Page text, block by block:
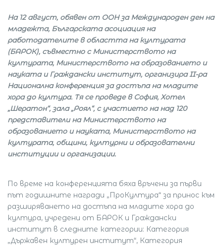
На 12 август, обявен от ООН за Международен ден на
младежта, Българската асоциация на
работодателите в областта на културата
(БАРОК), съвместно с Министерството на
културата, Министерството на образованието и
науката и Граждански институт, организира II-ра
Национална конференция за достъпа на младите
хора до култура. Тя се проведе в София, Хотел
„Шератон“, зала „Роял“, с участието на над 120
представители на Министерството на
образованието и науката, Министерството на
културата, общини, културни и образователни
институции и организации.
По време на конференцията бяха връчени за първи
път годишните награди „ПроКултура“ за принос към
разширяването на достъпа на младите хора до
култура, учредени от БАРОК и Граждански
институт в следните категории: Категория
„Държавен културен институт“, Категория